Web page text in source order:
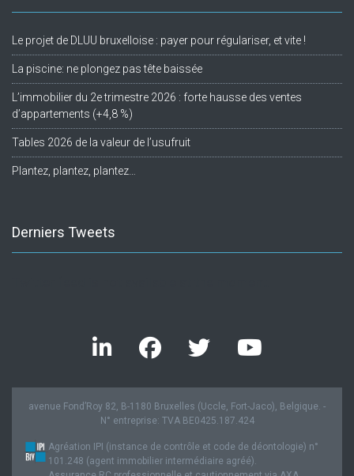
Le projet de DLUU bruxelloise : payer pour régulariser, et vite !
La piscine: ne plongez pas tête baissée
L’immobilier du 2e trimestre 2026 : forte hausse des ventes
d’appartements (+4,8 %)
Tables 2026 de la valeur de l’usufruit
Plantez, plantez, plantez…
Derniers Tweets
avenue Fond’Roy 82, B-1180 Bruxelles (Uccle, Fort-Jaco), Belgique. -
N° entreprise: TVA BE0425.187.424
Agréation IPI (instance de contrôle et code de déontologie) n°
101.248 (agent immobilier intermédiaire agréé).